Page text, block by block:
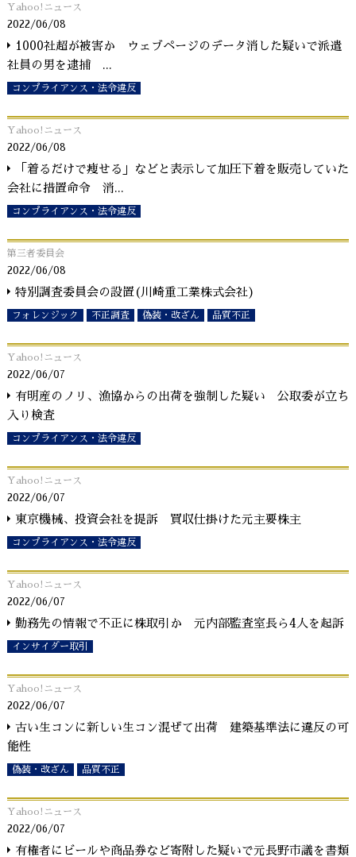
Yahoo!ニュース
2022/06/08
1000社超が被害か ウェブページのデータ消した疑いで派遣
社員の男を逮捕 ...
コンプライアンス・法令違反
Yahoo!ニュース
2022/06/08
「着るだけで痩せる」などと表示して加圧下着を販売していた
会社に措置命令 消...
コンプライアンス・法令違反
第三者委員会
2022/06/08
特別調査委員会の設置(川崎重工業株式会社)
フォレンジック 不正調査 偽装・改ざん 品質不正
Yahoo!ニュース
2022/06/07
有明産のノリ、漁協からの出荷を強制した疑い 公取委が立ち
入り検査
コンプライアンス・法令違反
Yahoo!ニュース
2022/06/07
東京機械、投資会社を提訴 買収仕掛けた元主要株主
コンプライアンス・法令違反
Yahoo!ニュース
2022/06/07
勤務先の情報で不正に株取引か 元内部監査室長ら4人を起訴
インサイダー取引
Yahoo!ニュース
2022/06/07
古い生コンに新しい生コン混ぜて出荷 建築基準法に違反の可
能性
偽装・改ざん 品質不正
Yahoo!ニュース
2022/06/07
有権者にビールや商品券など寄附した疑いで元長野市議を書類